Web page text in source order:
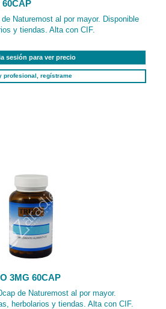
60CAP
Naturemost al por mayor. Disponible
y tiendas. Alta con CIF.
sesión para ver precio
profesional, regístrame
3MG 60CAP
de Naturemost al por mayor.
herbolarios y tiendas. Alta con CIF.